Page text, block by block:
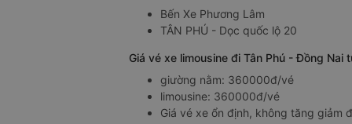
Bến Xe Phương Lâm
TÂN PHÚ - Dọc quốc lộ 20
Giá vé xe limousine đi Tân Phú - Đồng Nai
giường nằm: 360000đ/vé
limousine: 360000đ/vé
Giá vé xe ổn định, không tăng giảm